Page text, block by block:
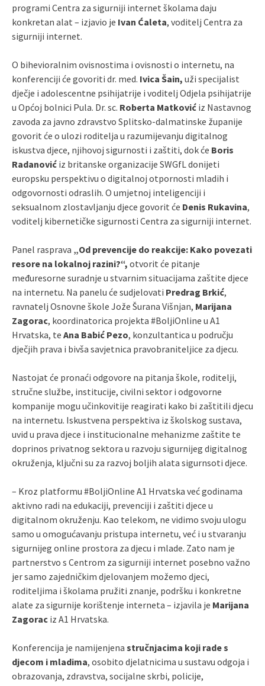
programi Centra za sigurniji internet školama daju
konkretan alat – izjavio je Ivan Ćaleta, voditelj Centra za
sigurniji internet.
O bihevioralnim ovisnostima i ovisnosti o internetu, na
konferenciji će govoriti dr. med. Ivica Šain, uži specijalist
dječje i adolescentne psihijatrije i voditelj Odjela psihijatrije
u Općoj bolnici Pula. Dr. sc. Roberta Matković iz Nastavnog
zavoda za javno zdravstvo Splitsko-dalmatinske županije
govorit će o ulozi roditelja u razumijevanju digitalnog
iskustva djece, njihovoj sigurnosti i zaštiti, dok će Boris
Radanović iz britanske organizacije SWGfL donijeti
europsku perspektivu o digitalnoj otpornosti mladih i
odgovornosti odraslih. O umjetnoj inteligenciji i
seksualnom zlostavljanju djece govorit će Denis Rukavina,
voditelj kibernetičke sigurnosti Centra za sigurniji internet.
Panel rasprava „Od prevencije do reakcije: Kako povezati
resore na lokalnoj razini?“, otvorit će pitanje
međuresorne suradnje u stvarnim situacijama zaštite djece
na internetu. Na panelu će sudjelovati Predrag Brkić,
ravnatelj Osnovne škole Jože Šurana Višnjan, Marijana
Zagorac, koordinatorica projekta #BoljiOnline u A1
Hrvatska, te Ana Babić Pezo, konzultantica u području
dječjih prava i bivša savjetnica pravobraniteljice za djecu.
Nastojat će pronaći odgovore na pitanja škole, roditelji,
stručne službe, institucije, civilni sektor i odgovorne
kompanije mogu učinkovitije reagirati kako bi zaštitili djecu
na internetu. Iskustvena perspektiva iz školskog sustava,
uvid u prava djece i institucionalne mehanizme zaštite te
doprinos privatnog sektora u razvoju sigurnijeg digitalnog
okruženja, ključni su za razvoj boljih alata sigurnsoti djece.
– Kroz platformu #BoljiOnline A1 Hrvatska već godinama
aktivno radi na edukaciji, prevenciji i zaštiti djece u
digitalnom okruženju. Kao telekom, ne vidimo svoju ulogu
samo u omogućavanju pristupa internetu, već i u stvaranju
sigurnijeg online prostora za djecu i mlade. Zato nam je
partnerstvo s Centrom za sigurniji internet posebno važno
jer samo zajedničkim djelovanjem možemo djeci,
roditeljima i školama pružiti znanje, podršku i konkretne
alate za sigurnije korištenje interneta – izjavila je Marijana
Zagorac iz A1 Hrvatska.
Konferencija je namijenjena stručnjacima koji rade s
djecom i mladima, osobito djelatnicima u sustavu odgoja i
obrazovanja, zdravstva, socijalne skrbi, policije,